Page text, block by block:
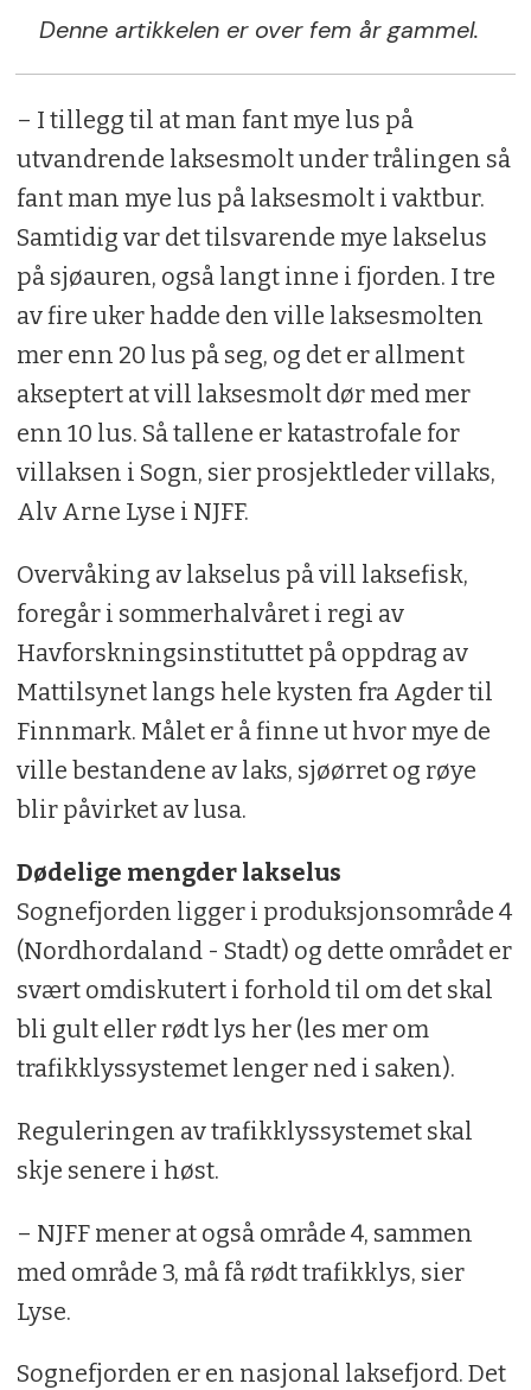
Denne artikkelen er over fem år gammel.
– I tillegg til at man fant mye lus på
utvandrende laksesmolt under trålingen så
fant man mye lus på laksesmolt i vaktbur.
Samtidig var det tilsvarende mye lakselus
på sjøauren, også langt inne i fjorden. I tre
av fire uker hadde den ville laksesmolten
mer enn 20 lus på seg, og det er allment
akseptert at vill laksesmolt dør med mer
enn 10 lus. Så tallene er katastrofale for
villaksen i Sogn, sier prosjektleder villaks,
Alv Arne Lyse i NJFF.
Overvåking av lakselus på vill laksefisk,
foregår i sommerhalvåret i regi av
Havforskningsinstituttet på oppdrag av
Mattilsynet langs hele kysten fra Agder til
Finnmark. Målet er å finne ut hvor mye de
ville bestandene av laks, sjøørret og røye
blir påvirket av lusa.
Dødelige mengder lakselus
Sognefjorden ligger i produksjonsområde 4
(Nordhordaland - Stadt) og dette området er
svært omdiskutert i forhold til om det skal
bli gult eller rødt lys her (les mer om
trafikklyssystemet lenger ned i saken).
Reguleringen av trafikklyssystemet skal
skje senere i høst.
– NJFF mener at også område 4, sammen
med område 3, må få rødt trafikklys, sier
Lyse.
Sognefjorden er en nasjonal laksefjord. Det